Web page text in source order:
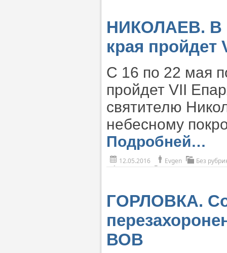
НИКОЛАЕВ. В
края пройдет
С 16 по 22 мая
пройдет VII
святителю
небесному
Подробней…
12.05.2016 Evgen Без
ГОРЛОВКА.
ВОВ